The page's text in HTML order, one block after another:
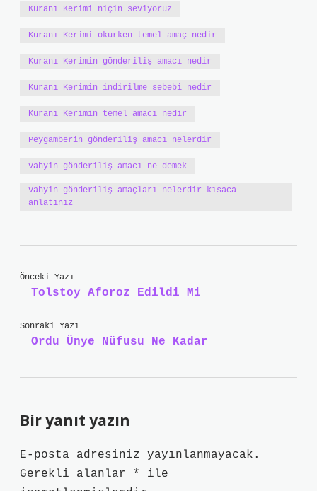
Kuranı Kerimi niçin seviyoruz
Kuranı Kerimi okurken temel amaç nedir
Kuranı Kerimin gönderiliş amacı nedir
Kuranı Kerimin indirilme sebebi nedir
Kuranı Kerimin temel amacı nedir
Peygamberin gönderiliş amacı nelerdir
Vahyin gönderiliş amacı ne demek
Vahyin gönderiliş amaçları nelerdir kısaca
anlatınız
Önceki Yazı
Tolstoy Aforoz Edildi Mi
Sonraki Yazı
Ordu Ünye Nüfusu Ne Kadar
Bir yanıt yazın
E-posta adresiniz yayınlanmayacak.
Gerekli alanlar
*
ile